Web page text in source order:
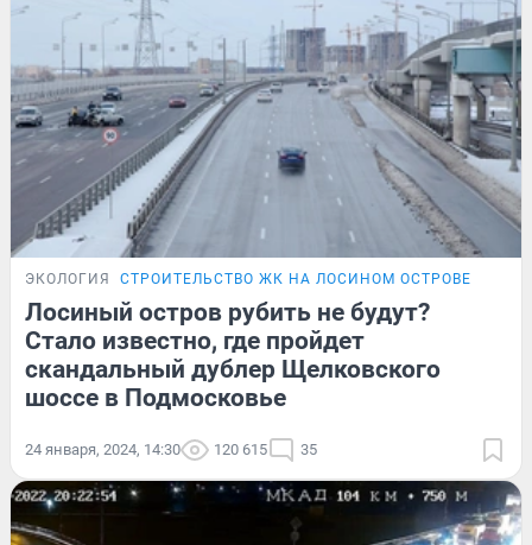
ЭКОЛОГИЯ СТРОИТЕЛЬСТВО ЖК НА ЛОСИНОМ ОСТРОВЕ
Лосиный остров рубить не будут?
Стало известно, где пройдет
скандальный дублер Щелковского
шоссе в Подмосковье
24 января, 2024, 14:30 120 615 35